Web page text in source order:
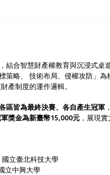
結合智慧財產權教育與沉浸式桌
策略、 技術布局、侵權攻防」
產制度的運作邏輯。
區皆為最終決賽、各自產生冠軍
獎金為新臺幣15,000元 ，展現
立臺北科技大學
立中興大學